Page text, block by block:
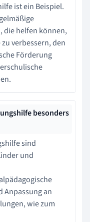
ist ein Beispiel.
die helfen können,
verbessern, den
Förderung
besonders
sind
und
an
wie zum